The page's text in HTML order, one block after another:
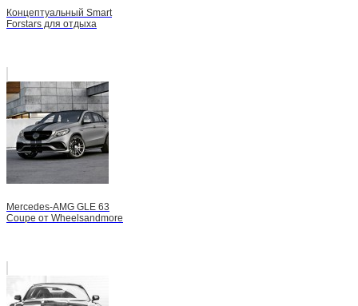
Концептуальный Smart
Forstars для отдыха
Mercedes-AMG GLE 63
Coupe от Wheelsandmore